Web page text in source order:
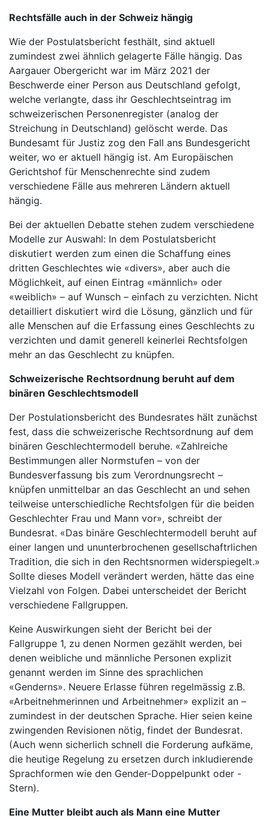
Rechtsfälle auch in der Schweiz hängig
Wie der Postulatsbericht festhält, sind aktuell
zumindest zwei ähnlich gelagerte Fälle hängig. Das
Aargauer Obergericht war im März 2021 der
Beschwerde einer Person aus Deutschland gefolgt,
welche verlangte, dass ihr Geschlechtseintrag im
schweizerischen Personenregister (analog der
Streichung in Deutschland) gelöscht werde. Das
Bundesamt für Justiz zog den Fall ans Bundesgericht
weiter, wo er aktuell hängig ist. Am Europäischen
Gerichtshof für Menschenrechte sind zudem
verschiedene Fälle aus mehreren Ländern aktuell
hängig.
Bei der aktuellen Debatte stehen zudem verschiedene
Modelle zur Auswahl: In dem Postulatsbericht
diskutiert werden zum einen die Schaffung eines
dritten Geschlechtes wie «divers», aber auch die
Möglichkeit, auf einen Eintrag «männlich» oder
«weiblich» – auf Wunsch – einfach zu verzichten. Nicht
detailliert diskutiert wird die Lösung, gänzlich und für
alle Menschen auf die Erfassung eines Geschlechts zu
verzichten und damit generell keinerlei Rechtsfolgen
mehr an das Geschlecht zu knüpfen.
Schweizerische Rechtsordnung beruht auf dem
binären Geschlechtsmodell
Der Postulationsbericht des Bundesrates hält zunächst
fest, dass die schweizerische Rechtsordnung auf dem
binären Geschlechtermodell beruhe. «Zahlreiche
Bestimmungen aller Normstufen – von der
Bundesverfassung bis zum Verordnungsrecht –
knüpfen unmittelbar an das Geschlecht an und sehen
teilweise unterschiedliche Rechtsfolgen für die beiden
Geschlechter Frau und Mann vor», schreibt der
Bundesrat. «Das binäre Geschlechtermodell beruht auf
einer langen und ununterbrochenen gesellschaftrlichen
Tradition, die sich in den Rechtsnormen widerspiegelt.»
Sollte dieses Modell verändert werden, hätte das eine
Vielzahl von Folgen. Dabei unterscheidet der Bericht
verschiedene Fallgruppen.
Keine Auswirkungen sieht der Bericht bei der
Fallgruppe 1, zu denen Normen gezählt werden, bei
denen weibliche und männliche Personen explizit
genannt werden im Sinne des sprachlichen
«Genderns». Neuere Erlasse führen regelmässig z.B.
«Arbeitnehmerinnen und Arbeitnehmer» explizit an –
zumindest in der deutschen Sprache. Hier seien keine
zwingenden Revisionen nötig, findet der Bundesrat.
(Auch wenn sicherlich schnell die Forderung aufkäme,
die heutige Regelung zu ersetzen durch inkludierende
Sprachformen wie den Gender-Doppelpunkt oder -
Stern).
Eine Mutter bleibt auch als Mann eine Mutter